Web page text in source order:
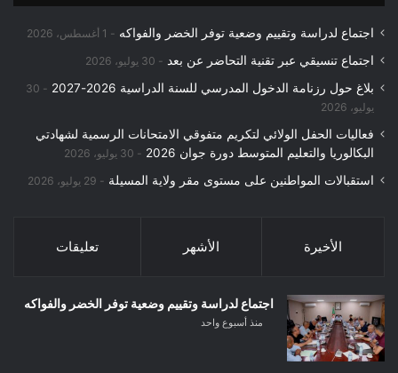
اجتماع لدراسة وتقييم وضعية توفر الخضر والفواكه 1 أغسطس، 2026
اجتماع تنسيقي عبر تقنية التحاضر عن بعد 30 يوليو، 2026
بلاغ حول رزنامة الدخول المدرسي للسنة الدراسية 2026-2027
30
يوليو، 2026
فعاليات الحفل الولائي لتكريم متفوقي الامتحانات الرسمية لشهادتي
البكالوريا والتعليم المتوسط دورة جوان 2026
30 يوليو، 2026
استقبالات المواطنين على مستوى مقر ولاية المسيلة 29 يوليو، 2026
الأخيرة الأشهر تعليقات
اجتماع لدراسة وتقييم وضعية توفر الخضر والفواكه
منذ أسبوع واحد